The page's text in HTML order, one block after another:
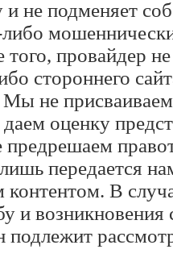
и не подменяет
провайдер
стороннего
не
даем оценку
предрешаем
передается
В
и
подлежит